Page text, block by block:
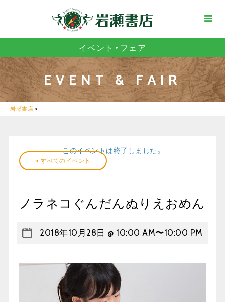
イベント・フェア
EVENT & FAIR
岩瀬書店 >
« すべてのイベント
このイベントは終了しました。
ノラネコぐんだんぬりえおめん
2018年10月28日 @ 10:00 AM〜10:00 PM